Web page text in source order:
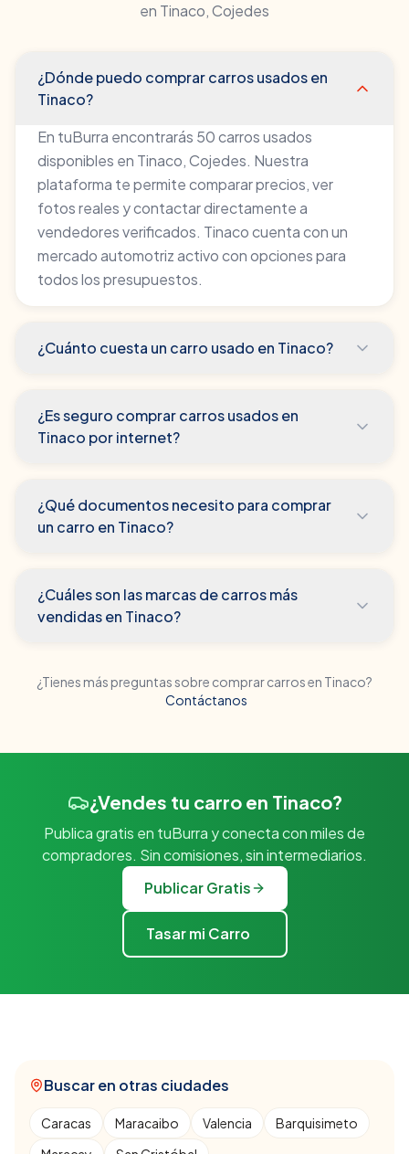
en Tinaco,Cojedes
¿Dónde puedo comprar carros usados en
Tinaco?
En tuBurra encontrarás 50 carros usados
disponibles en Tinaco, Cojedes. Nuestra
plataforma te permite comparar precios, ver
fotos reales y contactar directamente a
vendedores verificados. Tinaco cuenta con un
mercado automotriz activo con opciones para
todos los presupuestos.
¿Cuánto cuesta un carro usado en Tinaco?
¿Es seguro comprar carros usados en
Tinaco por internet?
¿Qué documentos necesito para comprar
un carro en Tinaco?
¿Cuáles son las marcas de carros más
vendidas en Tinaco?
¿Tienes más preguntas sobre comprar carros en Tinaco?
Contáctanos
¿Vendes tu carro en Tinaco?
Publica gratis en tuBurra y conecta con miles de
compradores. Sin comisiones, sin intermediarios.
Publicar Gratis
Tasar mi Carro
Buscar en otras ciudades
Caracas Maracaibo Valencia
Barquisimeto